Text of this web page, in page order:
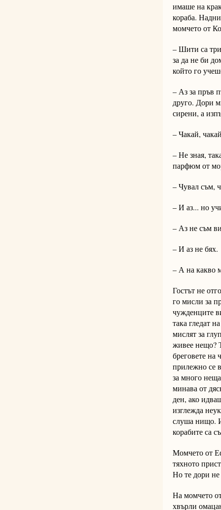
имаше на
кораба.
момчето от
– Шити са
за да не би
който го
– Аз за пръв
друго. Дори
сирени, а
– Чакай,
– Не зная,
парфюм от
– Чувал съм,
– И аз... но
– Аз не съм
– И аз не бях.
– А на какво
Гостът не
го мисли за
чужденците
така гледат
мислят за
живее нещо?
бреговете на
прилежно се
за много
минава от
ден, ако
изглежда
слуша нищо.
корабите са
Момчето от
тяхното
Но те дори не
На момчето
хвърли